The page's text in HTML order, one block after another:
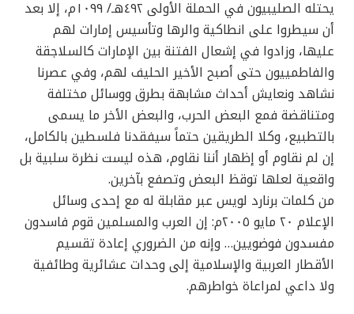
يحتله الصليبيون في الحملة الأولى ٤٩٢هـ/ ١٠٩٩م، إلا بعد
أن سيطروا على انطاكية والرها وتأسيس إمارات لهم
عليها، وزادوا في إشعال الفتنة بين الإمارات كالسلاجقة
والفاطمييون حتى أصبح الأخير الحليف لهم، وفي عصرنا
نشاهد ونعايش أحداث مشابهة بطرق ووسائل مختلفة
ومتناقضة فمع البعض الحرب، والبعض الأخر ما يسمى
بالتطبيع، وكلا الطريقين حتماً سيفقدنا فلسطين بالكامل،
إن لم نقاوم أو إظهار أننا نقاوم، هذه ليست نظرة سلبية بل
واقعية لعلها توقظ البعض وتصفع بآخرين.
من كلمات برنارد لويس عبر مقابلة له مع إحدى وسائل
الإعلام ٢٠ مايو ٢٠٠٥م: إن العرب والمسلمين قوم فاسدون
مفسدون فوضويين… وإنه من الضروري إعادة تقسيم
الأقطار العربية والإسلامية إلى وحدات عشائرية وطائفية
ولا داعي لمراعاة خواطرهم.